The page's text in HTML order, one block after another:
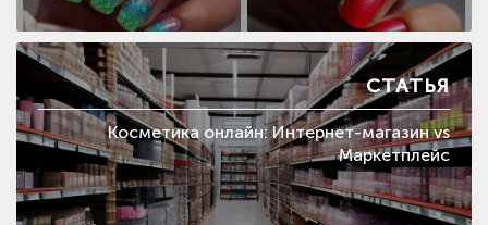
СТАТЬЯ
Косметика онлайн: Интернет-магазин vs
Маркетплейс